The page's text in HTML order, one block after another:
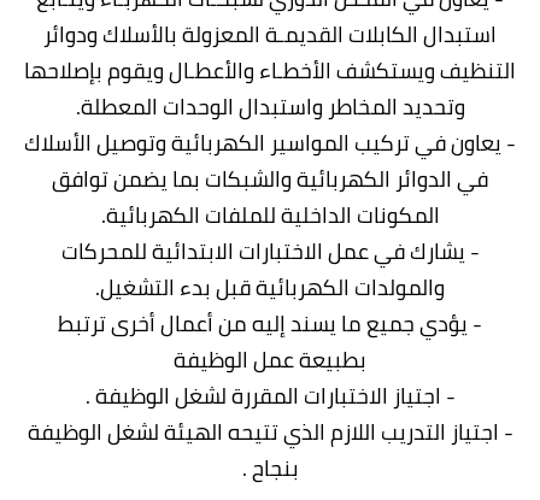
استبدال الكابلات القديمـة المعزولة بالأسلاك ودوائر
التنظيف ويستكشف الأخطـاء والأعطـال ويقوم بإصلاحها
وتحديد المخاطر واستبدال الوحدات المعطلة.
- يعاون في تركيب المواسير الكهربائية وتوصيل الأسلاك
في الدوائر الكهربائية والشبكات بما يضمن توافق
المكونات الداخلية للملفات الكهربائية.
- يشارك في عمل الاختبارات الابتدائية للمحركات
والمولدات الكهربائية قبل بدء التشغيل.
- يؤدي جميع ما يسند إليه من أعمال أخرى ترتبط
بطبيعة عمل الوظيفة
- اجتياز الاختبارات المقررة لشغل الوظيفة .
- اجتياز التدريب اللازم الذي تتيحه الهيئة لشغل الوظيفة
بنجاح .